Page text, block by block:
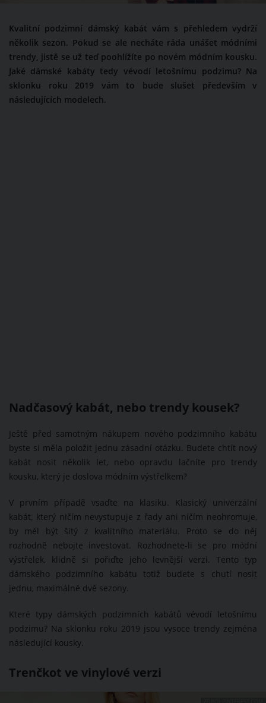
Kvalitní podzimní dámský kabát vám s přehledem vydrží
několik sezon. Pokud se ale necháte ráda unášet módními
trendy, jistě se už teď poohlížíte po novém módním kousku.
Jaké dámské kabáty tedy vévodí letošnímu podzimu? Na
sklonku roku 2019 vám to bude slušet především v
následujících modelech.
Nadčasový kabát, nebo trendy kousek?
Ještě před samotným nákupem nového podzimního kabátu
byste si měla položit jednu zásadní otázku. Budete chtít nový
kabát nosit několik let, nebo opravdu lačníte pro trendy
kousku, který je doslova módním výstřelkem?
V prvním případě vsaďte na klasiku. Klasický univerzální
kabát, který ničím nevystupuje z řady ani ničím neohromuje,
by měl být šitý z kvalitního materiálu. Proto se do něj
rozhodně nebojte investovat. Rozhodnete-li se pro módní
výstřelek, klidně si pořiďte jeho levnější verzi. Tento typ
dámského podzimního kabátu totiž budete s chutí nosit
jednu, maximálně dvě sezony.
Které typy dámských podzimních kabátů vévodí letošnímu
podzimu? Na sklonku roku 2019 jsou vysoce trendy zejména
následující kousky.
Trenčkot ve vinylové verzi